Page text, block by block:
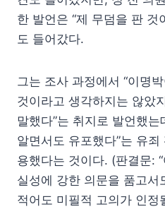
한 발언은 “제 무덤을 판 것
도 들어갔다.
그는 조사 과정에서 “이명
것이라고 생각하지는 않았
말했다”는 취지로 발언했는
알면서도 유포했다”는 유
용했다는 것이다. (판결문:
실성에 강한 의문을 품고서
적어도 미필적 고의가 인정